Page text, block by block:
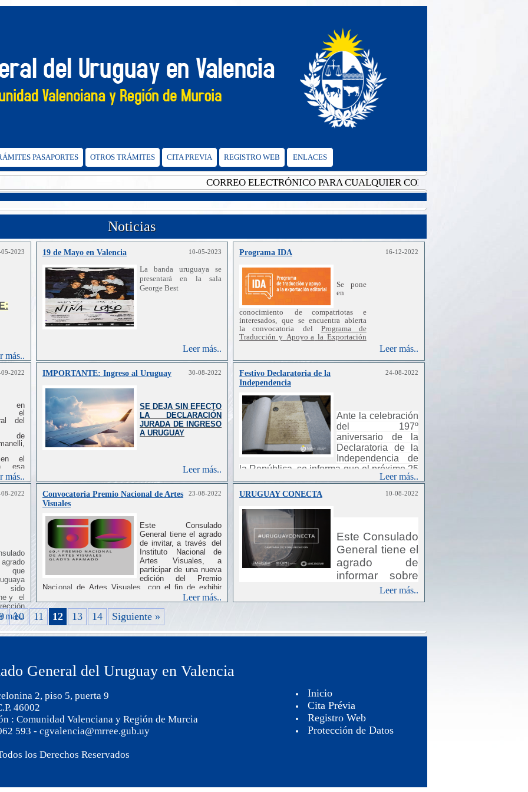
PASAPORTES OTROS TRÁMITES CITA PREVIA REGISTRO WEB ENLACES
CORREO ELECTRÓNICO PARA CUALQUIER CONSULTA:
Noticias
05-2023
más..
19 de Mayo en Valencia 10-05-2023
La banda uruguaya se
presentará en la sala
George Best
Leer más..
Programa IDA 16-12-2022
Se
pone
en
conocimiento de
compatriotas e
interesados,
que se encuentra abierta
la
convocatoria del Programa
de
Traducción y Apoyo a la Exportación
Instituto
Nacional deLetrasy
del
Departamento
de
internacionalización
de
la cultura, en conjunto
Agencia de promoción
exportaciones e imagen país
XXI.
Leer más..
2022
en
el
del
de
el
esa
del
que
de
de
relación
poético
de
más..
IMPORTANTE: Ingreso al Uruguay 30-08-2022
SE DEJA SIN EFECTO
LA DECLARACIÓN
JURADA DE INGRESO
A URUGUAY
Leer más..
Festivo Declaratoria de la
Independencia
24-08-2022
Ante la celebración
del 197º
aniversario de la
Declaratoria de la
Independencia de
la República, se informa que el próximo 25
de agosto, este Consulado General
permanecerá cerrado.
Leer más..
2022
que
sido
y el
a
mejor
de los
más..
Convocatoria Premio Nacional de Artes
Visuales
23-08-2022
Este Consulado
General tiene el agrado
de invitar, a través
del
Instituto
Nacional
de
Artes
Visuales, a
participar de una nueva
edición
del
Premio
Nacional de Artes Visuales, con el fin de exhibir
seleccionadas.
Leer más..
URUGUAY CONECTA 10-08-2022
Este Consulado
General tiene el
agrado de
informar sobre
la “Campaña Uruguay Conecta”,
una iniciativa del Fondo JOINT
Sostenible), que pretende
Leer más..
10 11 12 13 14 Siguiente »
General del Uruguay en Valencia
2, piso 5, puerta 9
46002
: Comunidad Valenciana y Región de Murcia
593 - cgvalencia@mrree.gub.uy
los Derechos Reservados
Inicio
Cita Prévia
Registro Web
Protección de Datos